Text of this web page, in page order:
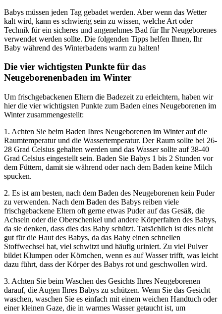
Babys müssen jeden Tag gebadet werden. Aber wenn das Wetter
kalt wird, kann es schwierig sein zu wissen, welche Art oder
Technik für ein sicheres und angenehmes Bad für Ihr Neugeborenes
verwendet werden sollte. Die folgenden Tipps helfen Ihnen, Ihr
Baby während des Winterbadens warm zu halten!
Die vier wichtigsten Punkte für das
Neugeborenenbaden im Winter
Um frischgebackenen Eltern die Badezeit zu erleichtern, haben wir
hier die vier wichtigsten Punkte zum Baden eines Neugeborenen im
Winter zusammengestellt:
1. Achten Sie beim Baden Ihres Neugeborenen im Winter auf die
Raumtemperatur und die Wassertemperatur. Der Raum sollte bei 26-
28 Grad Celsius gehalten werden und das Wasser sollte auf 38-40
Grad Celsius eingestellt sein. Baden Sie Babys 1 bis 2 Stunden vor
dem Füttern, damit sie während oder nach dem Baden keine Milch
spucken.
2. Es ist am besten, nach dem Baden des Neugeborenen kein Puder
zu verwenden. Nach dem Baden des Babys reiben viele
frischgebackene Eltern oft gerne etwas Puder auf das Gesäß, die
Achseln oder die Oberschenkel und andere Körperfalten des Babys,
da sie denken, dass dies das Baby schützt. Tatsächlich ist dies nicht
gut für die Haut des Babys, da das Baby einen schnellen
Stoffwechsel hat, viel schwitzt und häufig uriniert. Zu viel Pulver
bildet Klumpen oder Körnchen, wenn es auf Wasser trifft, was leicht
dazu führt, dass der Körper des Babys rot und geschwollen wird.
3. Achten Sie beim Waschen des Gesichts Ihres Neugeborenen
darauf, die Augen Ihres Babys zu schützen. Wenn Sie das Gesicht
waschen, waschen Sie es einfach mit einem weichen Handtuch oder
einer kleinen Gaze, die in warmes Wasser getaucht ist, um